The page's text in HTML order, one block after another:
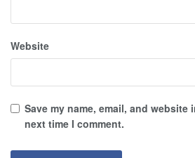
Website
Save my name, email, and
next time I comment.